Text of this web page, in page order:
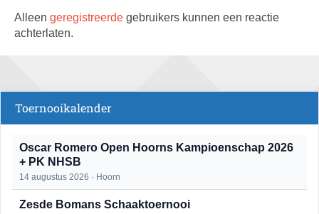
Alleen geregistreerde gebruikers kunnen een reactie
achterlaten.
Toernooikalender
Oscar Romero Open Hoorns Kampioenschap 2026
+ PK NHSB
14 augustus 2026 · Hoorn
Zesde Bomans Schaaktoernooi